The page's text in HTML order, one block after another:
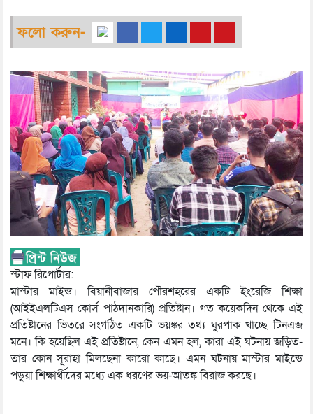
ফলো করুন-
স্টাফ রিপোর্টার:
মাস্টার মাইন্ড। বিয়ানীবাজার পৌরশহরের একটি ইংরেজি শিক্ষা
(আইইএলটিএস কোর্স পাঠদানকারি) প্রতিষ্টান। গত কয়েকদিন থেকে এই
প্রতিষ্টানের ভিতরে সংগঠিত একটি ভয়ঙ্কর তথ্য ঘুরপাক খাচ্ছে টিনএজ
মনে। কি হয়েছিল এই প্রতিষ্টানে, কেন এমন হল, কারা এই ঘটনায় জড়িত-
তার কোন সূরাহা মিলছেনা কারো কাছে। এমন ঘটনায় মাস্টার মাইন্ডে
পড়ুয়া শিক্ষার্থীদের মধ্যে এক ধরণের ভয়-আতঙ্ক বিরাজ করছে।